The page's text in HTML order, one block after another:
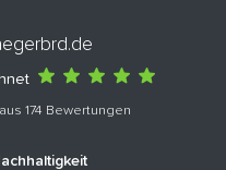
174 Bewertungen